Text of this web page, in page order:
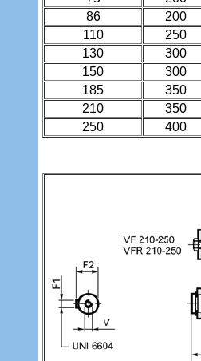
86
200
110
250
130
300
150
300
185
350
210
350
250
400